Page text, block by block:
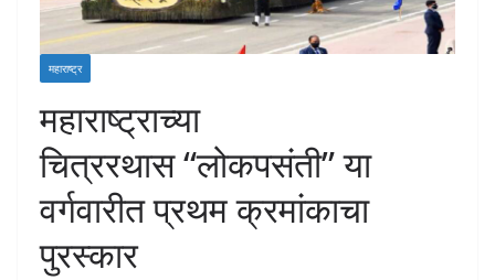
महाराष्ट्र
महाराष्ट्राच्या
चित्ररथास “लोकपसंती” या
वर्गवारीत प्रथम क्रमांकाचा
पुरस्कार